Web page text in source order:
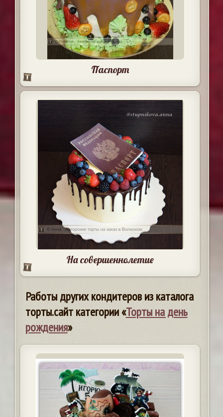
Паспорт
На совершеннолетие
Работы других кондитеров из каталога
торты.сайт категории «Торты на день
рождения»